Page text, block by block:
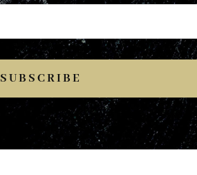
SUBSCRIBE